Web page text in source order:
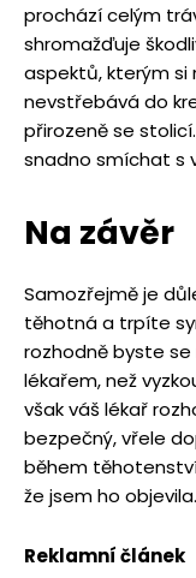
prochází celým
shromažďuje
aspektů, kterým si
nevstřebává do
přirozeně se
snadno smíchat s
Na závěr
Samozřejmě je
těhotná a trpíte
rozhodně byste
lékařem, než
však váš lékař
bezpečný, vřele
během
že jsem ho objevila.
Reklamní článek